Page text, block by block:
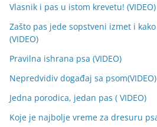
Vlasnik i pas u istom krevetu! (VIDEO)
Zašto pas jede sopstveni izmet i
(VIDEO)
Pravilna ishrana psa (VIDEO)
Nepredvidiv događaj sa psom(VIDEO)
Jedna porodica, jedan pas ( VIDEO)
Koje je najbolje vreme za dresuru